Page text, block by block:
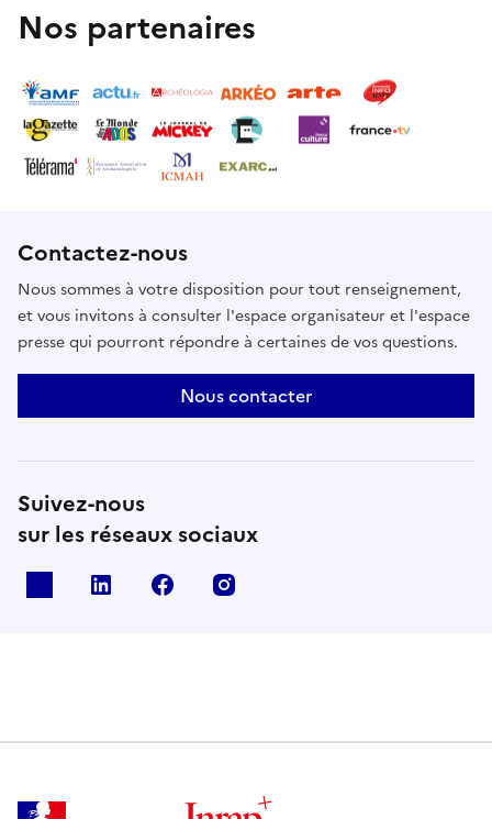
islamique, au puits-citerne (musée municipal
d’archéologie), à la citerne de la rue du château
de l’Arrochela.Reconnue pour la richesse de son
héritage historique et archéologique, Silves
conserve sous ses rues des bâtiments et monuments
témoins de différentes époques qui aident à
visiteurs auront la possibilité d’explorer des lieux
accompagnés de techniciens spécialisés.Pour plus
d’informations, contactez le secteur du
Patrimoine/Archéologie au numéro 282 440 854 ou
Nos partenaires
Contactez-nous
Nous sommes à votre disposition pour tout renseignement,
et vous invitons à consulter l'espace organisateur et l'espace
presse qui pourront répondre à certaines de vos questions.
Nous contacter
Suivez-nous
sur les réseaux sociaux
Linkedin Facebook